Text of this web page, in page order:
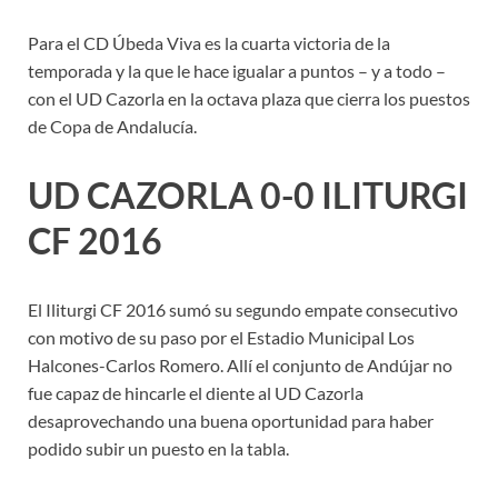
Para el CD Úbeda Viva es la cuarta victoria de la
temporada y la que le hace igualar a puntos – y a todo –
con el UD Cazorla en la octava plaza que cierra los puestos
de Copa de Andalucía.
UD CAZORLA 0-0 ILITURGI
CF 2016
El Iliturgi CF 2016 sumó su segundo empate consecutivo
con motivo de su paso por el Estadio Municipal Los
Halcones-Carlos Romero. Allí el conjunto de Andújar no
fue capaz de hincarle el diente al UD Cazorla
desaprovechando una buena oportunidad para haber
podido subir un puesto en la tabla.